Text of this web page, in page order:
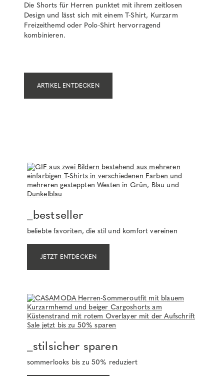
Die Shorts für Herren punktet mit ihrem zeitlosen
Design und lässt sich mit einem T-Shirt, Kurzarm
Freizeithemd oder Polo-Shirt hervorragend
kombinieren.
ARTIKEL ENTDECKEN
_stilsicher sparen
sommerlooks bis zu 50% reduziert
_bestseller
beliebte favoriten, die stil und komfort vereinen
JETZT ENTDECKEN